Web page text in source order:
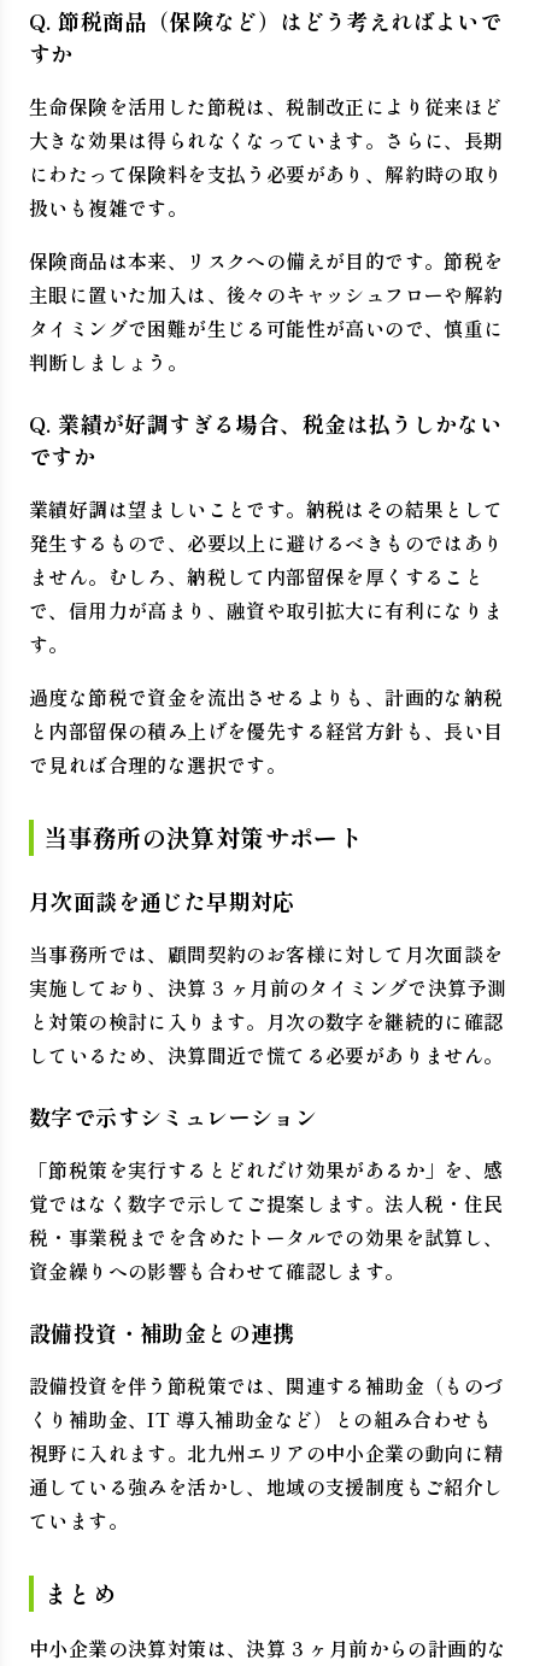
Q. 節税商品（保険など）はどう考えればよいで
すか
生命保険を活用した節税は、税制改正により従来ほど
大きな効果は得られなくなっています。さらに、長期
にわたって保険料を支払う必要があり、解約時の取り
扱いも複雑です。
保険商品は本来、リスクへの備えが目的です。節税を
主眼に置いた加入は、後々のキャッシュフローや解約
タイミングで困難が生じる可能性が高いので、慎重に
判断しましょう。
Q. 業績が好調すぎる場合、税金は払うしかない
ですか
業績好調は望ましいことです。納税はその結果として
発生するもので、必要以上に避けるべきものではあり
ません。むしろ、納税して内部留保を厚くすること
で、信用力が高まり、融資や取引拡大に有利になりま
す。
過度な節税で資金を流出させるよりも、計画的な納税
と内部留保の積み上げを優先する経営方針も、長い目
で見れば合理的な選択です。
当事務所の決算対策サポート
月次面談を通じた早期対応
当事務所では、顧問契約のお客様に対して月次面談を
実施しており、決算 3 ヶ月前のタイミングで決算予測
と対策の検討に入ります。月次の数字を継続的に確認
しているため、決算間近で慌てる必要がありません。
数字で示すシミュレーション
「節税策を実行するとどれだけ効果があるか」を、感
覚ではなく数字で示してご提案します。法人税・住民
税・事業税までを含めたトータルでの効果を試算し、
資金繰りへの影響も合わせて確認します。
設備投資・補助金との連携
設備投資を伴う節税策では、関連する補助金（ものづ
くり補助金、IT 導入補助金など）との組み合わせも
視野に入れます。北九州エリアの中小企業の動向に精
通している強みを活かし、地域の支援制度もご紹介し
ています。
まとめ
中小企業の決算対策は、決算 3 ヶ月前からの計画的な